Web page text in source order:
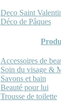
Deco Saint
Déco de Pâques
Accessoires de
Soin du visage &
Savons et bain
Beauté pour lui
Trousse de toilette